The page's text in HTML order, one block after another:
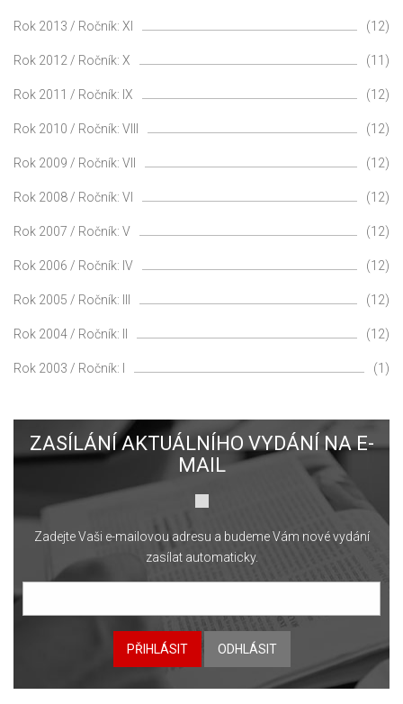
Rok 2013 / Ročník: XI (12)
Rok 2012 / Ročník: X (11)
Rok 2011 / Ročník: IX (12)
Rok 2010 / Ročník: VIII (12)
Rok 2009 / Ročník: VII (12)
Rok 2008 / Ročník: VI (12)
Rok 2007 / Ročník: V (12)
Rok 2006 / Ročník: IV (12)
Rok 2005 / Ročník: III (12)
Rok 2004 / Ročník: II (12)
Rok 2003 / Ročník: I (1)
ZASÍLÁNÍ AKTUÁLNÍHO VYDÁNÍ NA E-
MAIL
Zadejte Vaši e-mailovou adresu a budeme Vám nové vydání
zasílat automaticky.
PŘIHLÁSIT ODHLÁSIT